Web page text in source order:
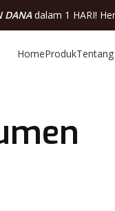
DANAdalam 1 HARI!
HomeProduk